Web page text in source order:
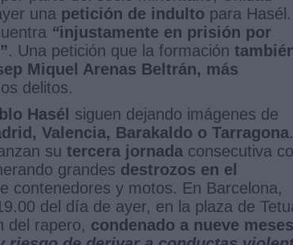
una petición de indulto para Hasél.
“injustamente en prisión por
”. Una petición que la formación
Miquel Arenas Beltrán, más
delitos.
Hasél siguen dejando imágenes de
Valencia, Barakaldo o Tarragona.
su tercera jornada consecutiva
grandes destrozos en el
contenedores y motos. En Barcelona,
del día de ayer, en la plaza de
del rapero, condenado a nueve